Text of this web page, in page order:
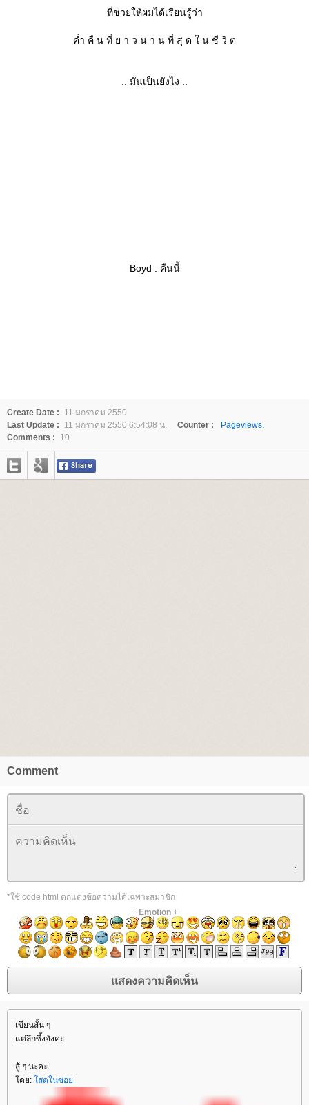
ที่ช่วยให้ผมได้เรียนรู้ว่า
ค่ำ คื น ที่ ย า ว น า น ที่ สุ ด ใ น ชี วิ ต
.. มันเป็นยังไง ..
Boyd : คืนนี้
Create Date :
11 มกราคม 2550
Last Update :
11 มกราคม 2550 6:54:08 น. Counter :
Pageviews.
Comments :
10
Comment
*ใช้ code html ตกแต่งข้อความได้เฉพาะสมาชิก
+ Emotion+
เขียนสั้น ๆ
ต่ลึกซึ้งจังค่ะ
สู้ ๆ นะคะ
ดย: สดในซอ